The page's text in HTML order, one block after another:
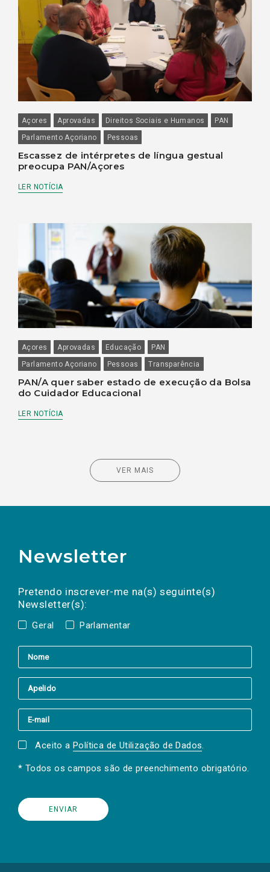
Açores Aprovadas Direitos Sociais e Humanos
PAN
Parlamento Açoriano
Pessoas
Escassez de intérpretes de língua gestual
preocupa PAN/Açores
LER NOTÍCIA
Açores Aprovadas Educação
PAN
Parlamento Açoriano
Pessoas Transparência
PAN/A quer saber estado de execução da Bolsa
do Cuidador Educacional
LER NOTÍCIA
VER MAIS
Newsletter
Pretendo inscrever-me na(s) seguinte(s)
Newsletter(s):
Geral Parlamentar
a(s) newsletter(s).
mail
Aceito a Política de Utilização de Dados.
* Todos os campos são de preenchimento obrigatório.